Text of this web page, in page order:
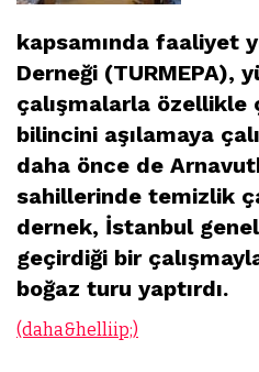
kapsamında faaliyet
Derneği (TURMEPA),
çalışmalarla özellikle
bilincini aşılamaya
daha önce de
sahillerinde temizlik
dernek, İstanbul
geçirdiği bir
boğaz turu yaptırdı.
(daha&helliip;)